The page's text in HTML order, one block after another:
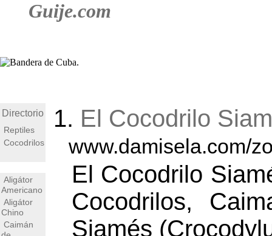
Guije.com
Directorio
Reptiles
Cocodrilos
Aligátor
Americano
Aligátor
Chino
Caimán
1. El Cocodrilo
www.damisela.com/
El Cocodrilo
Cocodrilos,
Siamés